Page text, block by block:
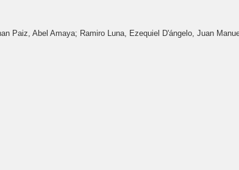
Paiz, Abel Amaya; Ramiro Luna, Ezequiel D'ángelo, Juan